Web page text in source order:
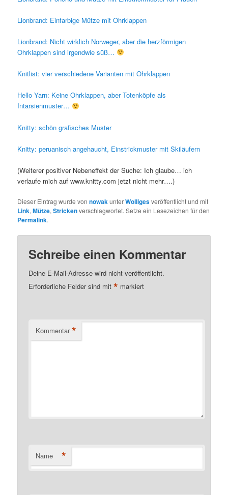
Lionbrand: Einfarbige Mütze mit Ohrklappen
Lionbrand: Nicht wirklich Norweger, aber die herzförmigen
Ohrklappen sind irgendwie süß…
Knitlist: vier verschiedene Varianten mit Ohrklappen
Hello Yarn: Keine Ohrklappen, aber Totenköpfe als
Intarsienmuster…
Knitty: schön grafisches Muster
Knitty: peruanisch angehaucht, Einstrickmuster mit Skiläufern
(Weiterer positiver Nebeneffekt der Suche: Ich glaube… ich
verlaufe mich auf www.knitty.com jetzt nicht mehr….)
Dieser Eintrag wurde vonnowakunterWolligesveröffentlicht und mit
Link,Mütze,Strickenverschlagwortet. Setze ein Lesezeichen für den
Permalink.
Schreibe einen Kommentar
Deine E-Mail-Adresse wird nicht veröffentlicht.
Erforderliche Felder sind mit* markiert
Kommentar *
Name *